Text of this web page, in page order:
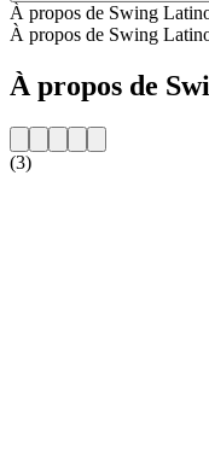
À propos de Swing
À propos de Swing
À propos de
(3)